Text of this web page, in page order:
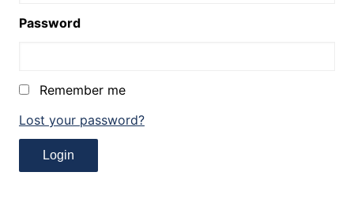
Password
Remember me
Lost your password?